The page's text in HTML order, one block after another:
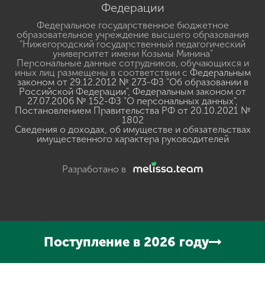
Федерации
Федеральное государственное бюджетное
образовательное учреждение высшего образования
"Нижегородский государственный педагогический
университет имени Козьмы Минина"
Персональные данные сотрудников, обучающихся и
иных лиц размещены в соответствии с Федеральным
законом от 29.12.2012 № 273-ФЗ "Об образовании в
Российской Федерации", Федеральным законом от
27.07.2006 № 152-ФЗ "О персональных данных",
Постановлением Правительства РФ от 20.10.2021 №
1802
Сведения о доходах, об имуществе и обязательствах
имущественного характера руководителей
Разработано в
Поступление в 2026 году
ByGSpeech